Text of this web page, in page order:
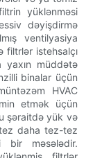
yüklənməsi
dəyişdirmə
ventilyasiya
filtrlər istehsalçı
yaxın müddətə
binalar üçün
HVAC
etmək üçün
şəraitdə yük və
daha tez-tez
bir məsələdir.